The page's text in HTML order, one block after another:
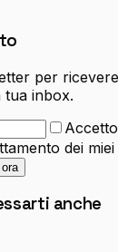
per
tua inbox.
dei
anche